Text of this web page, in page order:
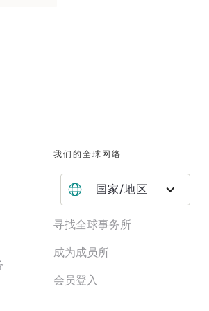
我们的全球网络
国家/地区
寻找全球事务所
成为成员所
会员登入